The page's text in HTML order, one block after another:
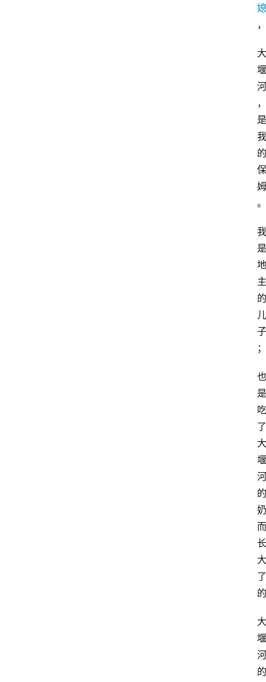
媳
，
大
堰
河
，
是
我
的
保
姆
。
我
是
地
主
的
儿
子
；
也
是
吃
了
大
堰
河
的
奶
而
长
大
了
的
大
堰
河
的